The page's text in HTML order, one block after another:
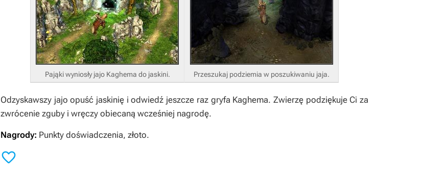
Pająki wyniosły jajo Kaghema do jaskini. Przeszukaj podziemia w poszukiwaniu jaja.
Odzyskawszy jajo opuść jaskinię i odwiedź jeszcze raz gryfa Kaghema. Zwierzę podziękuje Ci za
zwrócenie zguby i wręczy obiecaną wcześniej nagrodę.
Nagrody: Punkty doświadczenia, złoto.
